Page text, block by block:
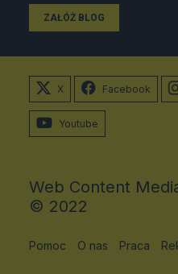
ZAŁÓŻ BLOG
X Facebook
Youtube
Web Content
© 2022
Pomoc O nas Praca